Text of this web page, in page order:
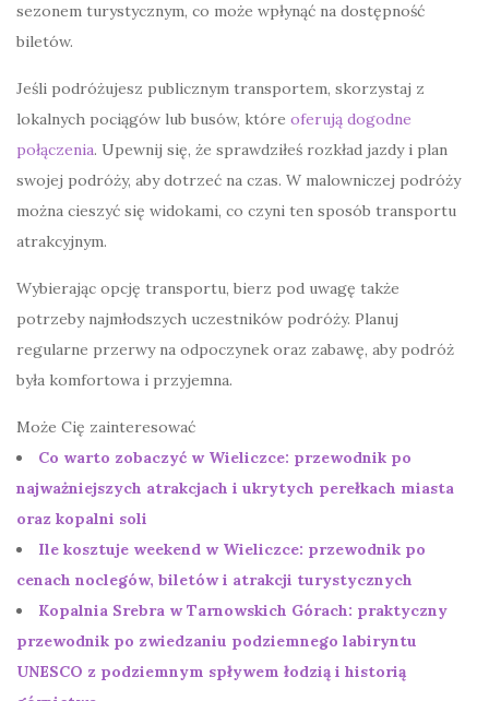
sezonem turystycznym, co może wpłynąć na dostępność
biletów.
Jeśli podróżujesz publicznym transportem, skorzystaj z
lokalnych pociągów lub busów, które oferują dogodne
połączenia. Upewnij się, że sprawdziłeś rozkład jazdy i plan
swojej podróży, aby dotrzeć na czas. W malowniczej podróży
można cieszyć się widokami, co czyni ten sposób transportu
atrakcyjnym.
Wybierając opcję transportu, bierz pod uwagę także
potrzeby najmłodszych uczestników podróży. Planuj
regularne przerwy na odpoczynek oraz zabawę, aby podróż
była komfortowa i przyjemna.
Może Cię zainteresować
Co warto zobaczyć w Wieliczce: przewodnik po
najważniejszych atrakcjach i ukrytych perełkach miasta
oraz kopalni soli
Ile kosztuje weekend w Wieliczce: przewodnik po
cenach noclegów, biletów i atrakcji turystycznych
Kopalnia Srebra w Tarnowskich Górach: praktyczny
przewodnik po zwiedzaniu podziemnego labiryntu
UNESCO z podziemnym spływem łodzią i historią